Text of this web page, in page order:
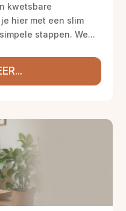
kwetsbare
hier met een slim
stappen. We...